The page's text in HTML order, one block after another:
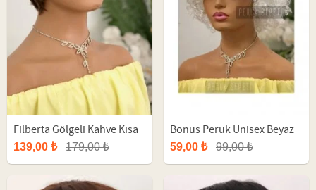
Filberta Gölgeli Kahve Kısa
Fiber Peruk
139,00 ₺ 179,00 ₺
Bonus Peruk Unisex Beyaz
Afro Parti Peruk
59,00 ₺ 99,00 ₺